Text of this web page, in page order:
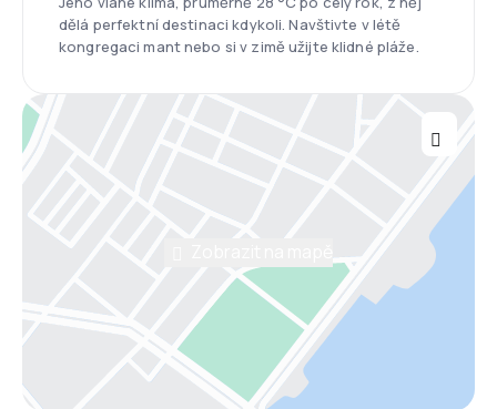
dělá perfektní destinaci kdykoli. Navštivte v létě
kongregaci mant nebo si v zimě užijte klidné pláže.